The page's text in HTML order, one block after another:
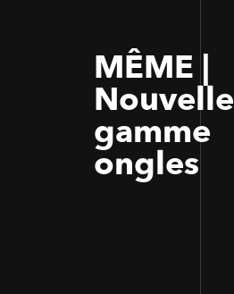
MÊME |
Nouvelle
gamme
ongles